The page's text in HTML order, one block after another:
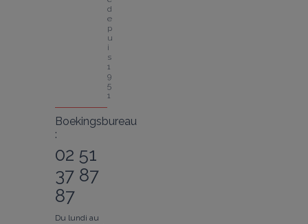
d
e
p
u
i
s
1
9
5
1
Boekingsbureau
:
02 51
37 87
87
Du lundi au